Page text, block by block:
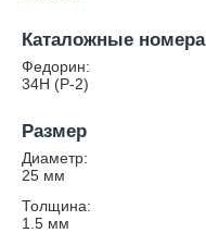
Каталожные номера
Федорин:
34Н (Р-2)
Размер
Диаметр:
25 мм
Толщина:
1.5 мм